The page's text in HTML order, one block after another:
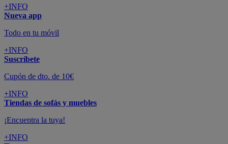
+INFO
Nueva app
Todo en tu móvil
+INFO
Suscríbete
Cupón de dto. de 10€
+INFO
Tiendas de sofás y muebles
¡Encuentra la tuya!
+INFO